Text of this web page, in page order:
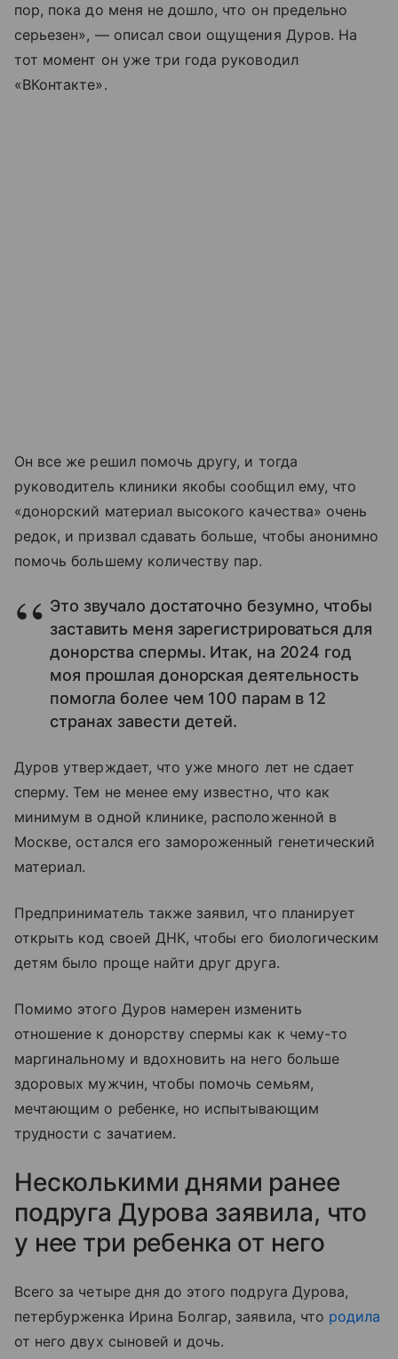
пор, пока до меня не дошло, что он предельно
серьезен», — описал свои ощущения Дуров. На
тот момент он уже три года руководил
«ВКонтакте».
Он все же решил помочь другу, и тогда
руководитель клиники якобы сообщил ему, что
«донорский материал высокого качества» очень
редок, и призвал сдавать больше, чтобы анонимно
помочь большему количеству пар.
Это звучало достаточно безумно, чтобы
заставить меня зарегистрироваться для
донорства спермы. Итак, на 2024 год
моя прошлая донорская деятельность
помогла более чем 100 парам в 12
странах завести детей.
Дуров утверждает, что уже много лет не сдает
сперму. Тем не менее ему известно, что как
минимум в одной клинике, расположенной в
Москве, остался его замороженный генетический
материал.
Предприниматель также заявил, что планирует
открыть код своей ДНК, чтобы его биологическим
детям было проще найти друг друга.
Помимо этого Дуров намерен изменить
отношение к донорству спермы как к чему-то
маргинальному и вдохновить на него больше
здоровых мужчин, чтобы помочь семьям,
мечтающим о ребенке, но испытывающим
трудности с зачатием.
Несколькими днями ранее
подруга Дурова заявила, что
у нее три ребенка от него
Всего за четыре дня до этого подруга Дурова,
петербурженка Ирина Болгар, заявила, что родила
от него двух сыновей и дочь.